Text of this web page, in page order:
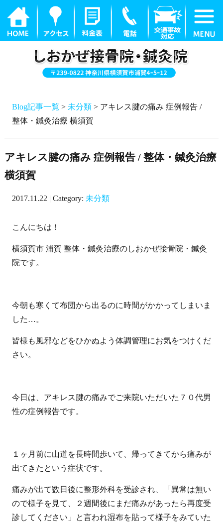
Blog記事一覧 > 未分類> アキレス腱の痛み 症例報告 /
整体・鍼灸治療 横須賀
アキレス腱の痛み 症例報告 / 整体・鍼灸治療
横須賀
2017.11.22 | Category: 未分類
こんにちは！
横須賀市 浦賀 整体・鍼灸治療のしおかぜ接骨院・鍼灸
院です。
今朝も寒くて布団から出るのに時間がかかってしまいま
した…。
皆様も風邪などをひかぬよう体調管理にお気をつけくだ
さい。
今日は、アキレス腱の痛みでご来院いただいた７０代男
性の症例報告です。
１ヶ月前に山道を長時間歩いて、帰ってきてから痛みが
出てきたという症状です。
痛みが出て数日後に整形外科を受診され、「異常は無い
ので様子を見て、２週間後にまだ痛みがあったら再度受
診してください」と言われ湿布を貼って様子をみていた